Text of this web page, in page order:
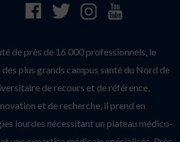
de près de 16 000 professionnels, le
des plus grands campus santé du Nord de
de recours et de référence,
et de recherche, il prend en
lourdes nécessitant un plateau médico-